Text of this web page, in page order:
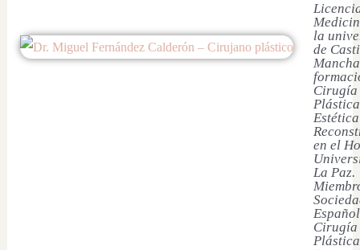
la
de
Cirugía
en el
La Paz.
Cirugía